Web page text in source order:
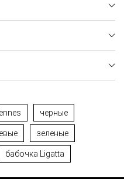
черные
зеленые
бабочка Ligatta